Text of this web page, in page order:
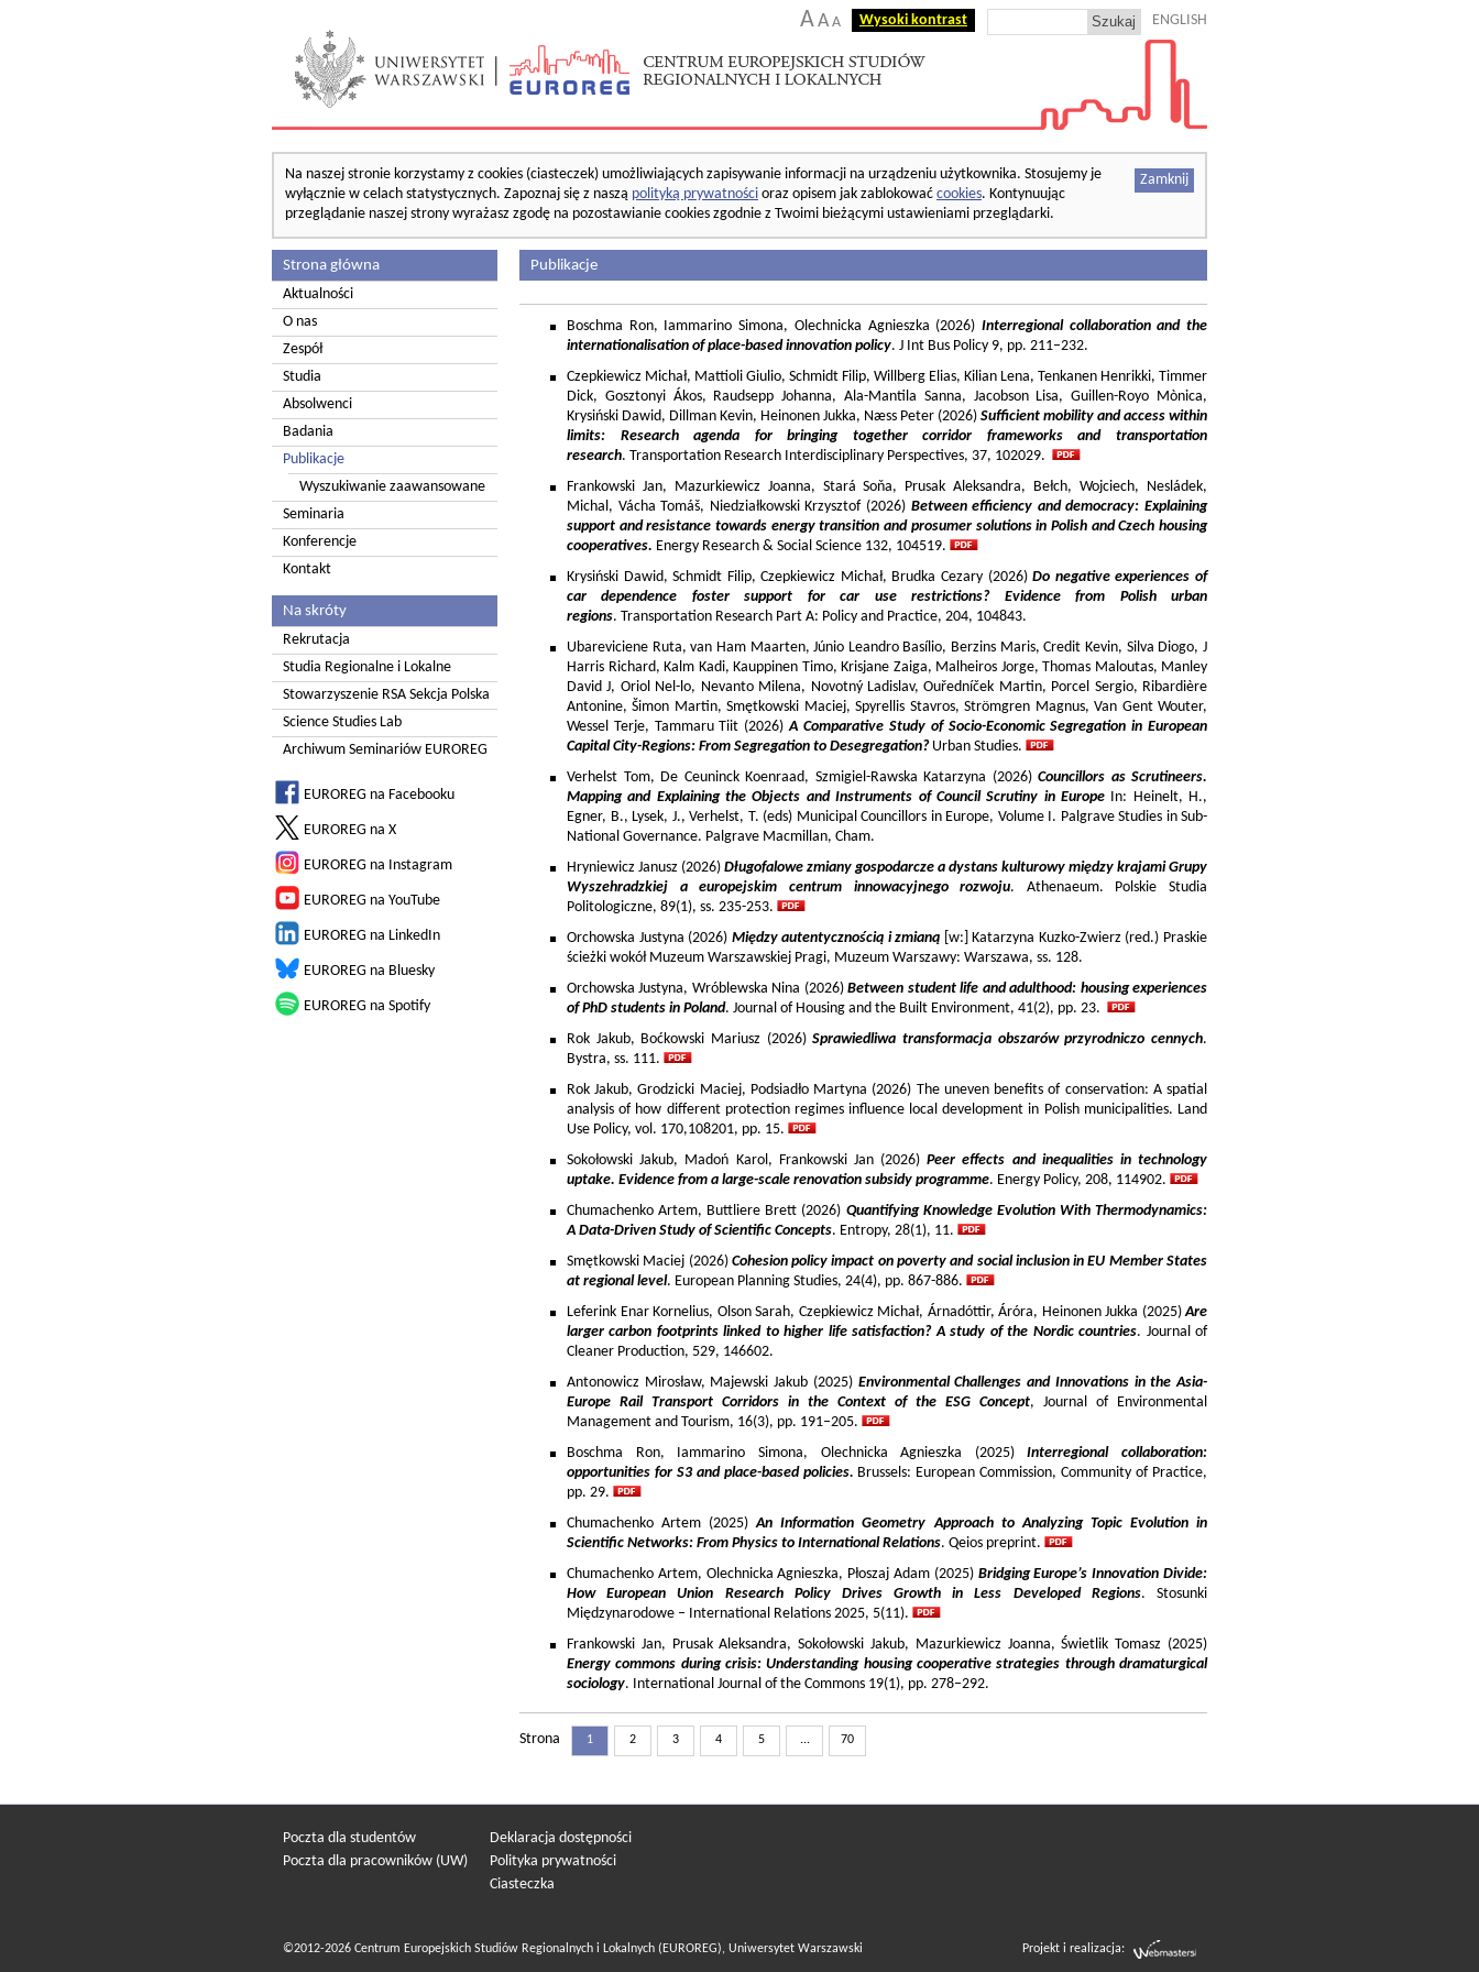
AA A Wysoki kontrast ENGLISH
Zamknij
Na naszej stronie korzystamy z cookies (ciasteczek) umożliwiających zapisywanie informacji na urządzeniu użytkownika. Stosujemy je
wyłącznie w celach statystycznych. Zapoznaj się z naszą polityką prywatności oraz opisem jak zablokować cookies. Kontynuując
przeglądanie naszej strony wyrażasz zgodę na pozostawianie cookies zgodnie z Twoimi bieżącymi ustawieniami przeglądarki.
Strona główna
Aktualności
O nas
Zespół
Studia
Absolwenci
Badania
Publikacje
Wyszukiwanie zaawansowane
Seminaria
Konferencje
Kontakt
Na skróty
Rekrutacja
Studia Regionalne i Lokalne
Stowarzyszenie RSA Sekcja Polska
Science Studies Lab
Archiwum Seminariów EUROREG
EUROREG na Facebooku
EUROREG na X
EUROREG na Instagram
EUROREG na YouTube
EUROREG na LinkedIn
EUROREG na Bluesky
EUROREG na Spotify
Publikacje
Boschma Ron, Iammarino Simona, Olechnicka Agnieszka (2026) Interregional collaboration and the
internationalisation of place-based innovation policy. J Int Bus Policy 9, pp. 211–232.
Czepkiewicz Michał, Mattioli Giulio, Schmidt Filip, Willberg Elias, Kilian Lena, Tenkanen Henrikki, Timmer
Dick, Gosztonyi Ákos, Raudsepp Johanna, Ala-Mantila Sanna, Jacobson Lisa, Guillen-Royo Mònica,
Krysiński Dawid, Dillman Kevin, Heinonen Jukka, Næss Peter (2026) Sufficient mobility and access within
limits: Research agenda for bringing together corridor frameworks and transportation
research. Transportation Research Interdisciplinary Perspectives, 37, 102029.
Frankowski Jan, Mazurkiewicz Joanna, Stará Soňa, Prusak Aleksandra, Bełch, Wojciech, Nesládek,
Michal, Vácha Tomáš, Niedziałkowski Krzysztof (2026) Between efficiency and democracy: Explaining
support and resistance towards energy transition and prosumer solutions in Polish and Czech housing
cooperatives. Energy Research & Social Science 132, 104519.
Krysiński Dawid, Schmidt Filip, Czepkiewicz Michał, Brudka Cezary (2026)Do negative experiences of
car dependence foster support for car use restrictions? Evidence from Polish urban
regions. Transportation Research Part A: Policy and Practice, 204, 104843.
Ubareviciene Ruta, van Ham Maarten, Júnio Leandro Basílio, Berzins Maris, Credit Kevin, Silva Diogo, J
Harris Richard, Kalm Kadi, Kauppinen Timo, Krisjane Zaiga, Malheiros Jorge, Thomas Maloutas, Manley
David J, Oriol Nel-lo, Nevanto Milena, Novotný Ladislav, Ouředníček Martin, Porcel Sergio, Ribardière
Antonine, Šimon Martin, Smętkowski Maciej, Spyrellis Stavros, Strömgren Magnus, Van Gent Wouter,
Wessel Terje, Tammaru Tiit (2026)A Comparative Study of Socio-Economic Segregation in European
Capital City-Regions: From Segregation to Desegregation?Urban Studies.
Verhelst Tom, De Ceuninck Koenraad, Szmigiel-Rawska Katarzyna (2026) Councillors as Scrutineers.
Mapping and Explaining the Objects and Instruments of Council Scrutiny in EuropeIn: Heinelt, H.,
Egner, B., Lysek, J., Verhelst, T. (eds) Municipal Councillors in Europe, Volume I. Palgrave Studies in Sub-
National Governance. Palgrave Macmillan, Cham.
Hryniewicz Janusz (2026) Długofalowe zmiany gospodarcze a dystans kulturowy między krajami Grupy
Wyszehradzkiej a europejskim centrum innowacyjnego rozwoju. Athenaeum. Polskie Studia
Politologiczne, 89(1), ss. 235-253.
Orchowska Justyna (2026) Między autentycznością i zmianą [w:] Katarzyna Kuzko-Zwierz (red.) Praskie
ścieżki wokół Muzeum Warszawskiej Pragi, Muzeum Warszawy: Warszawa, ss. 128.
Orchowska Justyna, Wróblewska Nina (2026)Between student life and adulthood: housing experiences
of PhD students in Poland. Journal of Housing and the Built Environment, 41(2), pp. 23.
Rok Jakub, Boćkowski Mariusz (2026)Sprawiedliwa transformacja obszarów przyrodniczo cennych.
Bystra, ss. 111.
Rok Jakub, Grodzicki Maciej, Podsiadło Martyna (2026) The uneven benefits of conservation: A spatial
analysis of how different protection regimes influence local development in Polish municipalities. Land
Use Policy, vol. 170,108201, pp. 15.
Sokołowski Jakub, Madoń Karol, Frankowski Jan (2026)Peer effects and inequalities in technology
uptake. Evidence from a large-scale renovation subsidy programme. Energy Policy, 208, 114902.
Chumachenko Artem, Buttliere Brett (2026) Quantifying Knowledge Evolution With Thermodynamics:
A Data-Driven Study of Scientific Concepts. Entropy, 28(1), 11.
Smętkowski Maciej (2026) Cohesion policy impact on poverty and social inclusion in EU Member States
at regional level. European Planning Studies, 24(4), pp. 867-886.
Leferink Enar Kornelius, Olson Sarah, Czepkiewicz Michał, Árnadóttir, Áróra, Heinonen Jukka (2025)Are
larger carbon footprints linked to higher life satisfaction? A study of the Nordic countries. Journal of
Cleaner Production, 529, 146602.
Antonowicz Mirosław, Majewski Jakub (2025) Environmental Challenges and Innovations in the Asia-
Europe Rail Transport Corridors in the Context of the ESG Concept, Journal of Environmental
Management and Tourism, 16(3), pp. 191–205.
Boschma Ron, Iammarino Simona, Olechnicka Agnieszka (2025)Interregional collaboration:
opportunities for S3 and place-based policies. Brussels: European Commission, Community of Practice,
pp. 29.
Chumachenko Artem (2025)An Information Geometry Approach to Analyzing Topic Evolution in
Scientific Networks: From Physics to International Relations. Qeios preprint.
Chumachenko Artem, Olechnicka Agnieszka, Płoszaj Adam (2025) Bridging Europe’s Innovation Divide:
How European Union Research Policy Drives Growth in Less Developed Regions. Stosunki
Międzynarodowe – International Relations 2025, 5(11).
Frankowski Jan, Prusak Aleksandra, Sokołowski Jakub, Mazurkiewicz Joanna, Świetlik Tomasz (2025)
Energy commons during crisis: Understanding housing cooperative strategies through dramaturgical
sociology. International Journal of the Commons 19(1), pp. 278–292.
Strona 1 2 3 4 5 ... 70
Poczta dla studentów
Poczta dla pracowników (UW)
Deklaracja dostępności
Polityka prywatności
Ciasteczka
©2012-2026 Centrum Europejskich Studiów Regionalnych i Lokalnych (EUROREG), Uniwersytet Warszawski Projekt i realizacja: